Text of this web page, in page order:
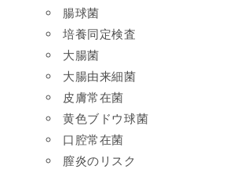
腸球菌
培養同定検査
大腸菌
大腸由来細菌
皮膚常在菌
黄色ブドウ球菌
口腔常在菌
膣炎のリスク